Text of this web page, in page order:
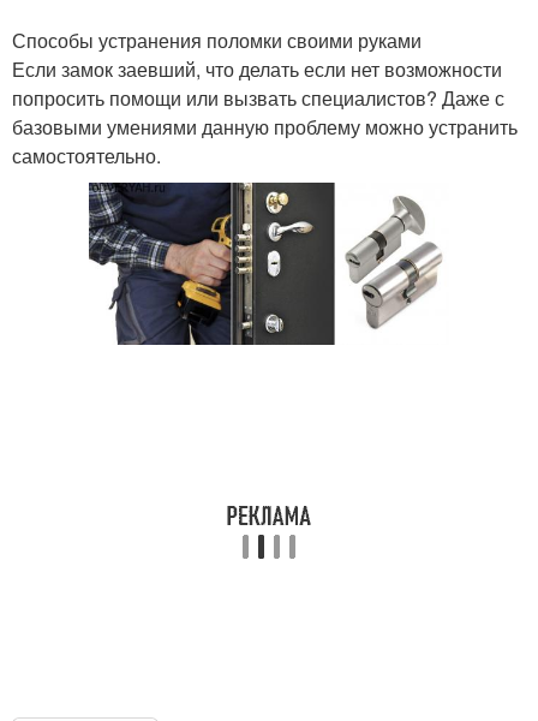
Способы устранения поломки своими руками
Если замок заевший, что делать если нет возможности
попросить помощи или вызвать специалистов? Даже с
базовыми умениями данную проблему можно устранить
самостоятельно.